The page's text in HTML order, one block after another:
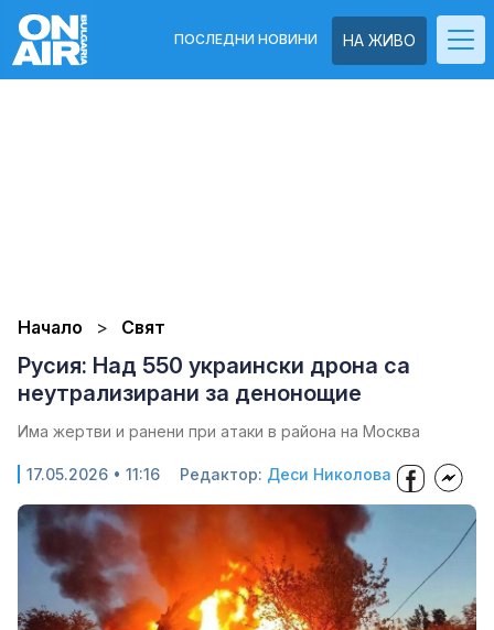
НА ЖИВО
ПОСЛЕДНИ НОВИНИ
Начало Свят
Русия: Над 550 украински дрона са
неутрализирани за денонощие
Има жертви и ранени при атаки в района на Москва
17.05.2026 • 11:16 Редактор: Деси Николова